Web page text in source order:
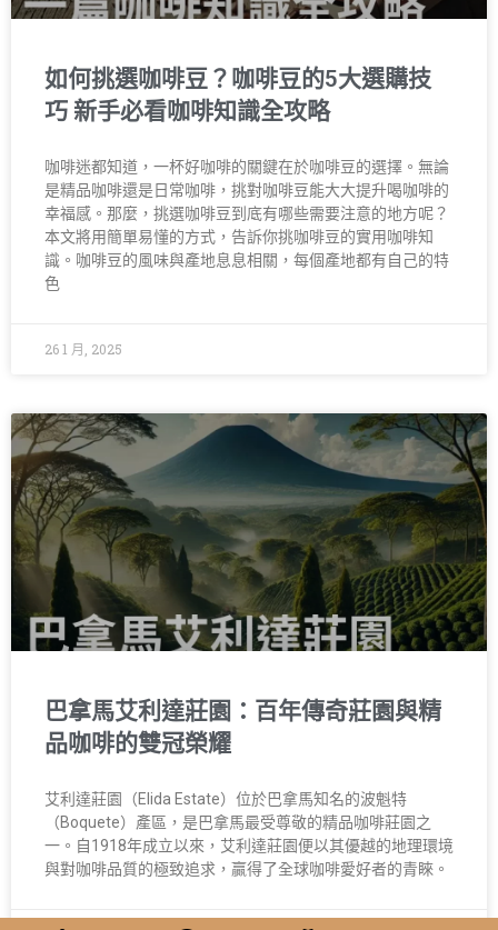
如何挑選咖啡豆？咖啡豆的5大選購技
巧 新手必看咖啡知識全攻略
咖啡迷都知道，一杯好咖啡的關鍵在於咖啡豆的選擇。無論
是精品咖啡還是日常咖啡，挑對咖啡豆能大大提升喝咖啡的
幸福感。那麼，挑選咖啡豆到底有哪些需要注意的地方呢？
本文將用簡單易懂的方式，告訴你挑咖啡豆的實用咖啡知
識。咖啡豆的風味與產地息息相關，每個產地都有自己的特
色
26 1 月, 2025
巴拿馬艾利達莊園：百年傳奇莊園與精
品咖啡的雙冠榮耀
艾利達莊園（Elida Estate）位於巴拿馬知名的波魁特
（Boquete）產區，是巴拿馬最受尊敬的精品咖啡莊園之
一。自1918年成立以來，艾利達莊園便以其優越的地理環境
與對咖啡品質的極致追求，贏得了全球咖啡愛好者的青睞。